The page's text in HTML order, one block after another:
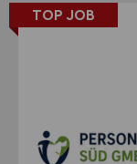
TOP JOB